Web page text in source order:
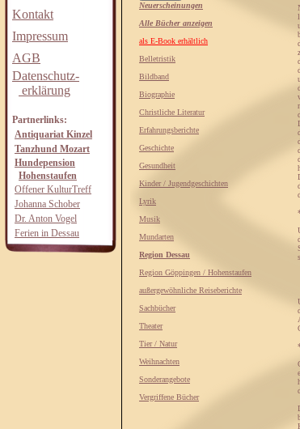
Kontakt
Impressum
AGB
Datenschutz-
erklärung
Partnerlinks:
Antiquariat Kinzel
Tanzhund Mozart
Hundepension
Hohenstaufen
Offener KulturTreff
Johanna Schober
Dr. Anton Vogel
Ferien in Dessau
Neuerscheinungen
Alle Bücher anzeigen
als E-Book erhältlich
Belletristik
Bildband
Biographie
Christliche Literatur
Erfahrungsberichte
Geschichte
Gesundheit
Kinder / Jugendgeschichten
Lyrik
Musik
Mundarten
Region Dessau
Region Göppingen / Hohenstaufen
außergewöhnliche Reiseberichte
Sachbücher
Theater
Tier / Natur
Weihnachten
Sonderangebote
Vergriffene Bücher